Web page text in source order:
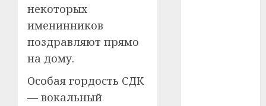
некоторых
именинников
поздравляют прямо
на дому.
Особая гордость СДК
— вокальный